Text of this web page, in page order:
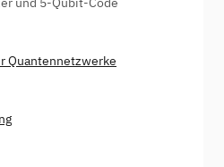
Quantennetzwerke